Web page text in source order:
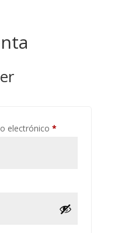
electrónico *Obligatorio